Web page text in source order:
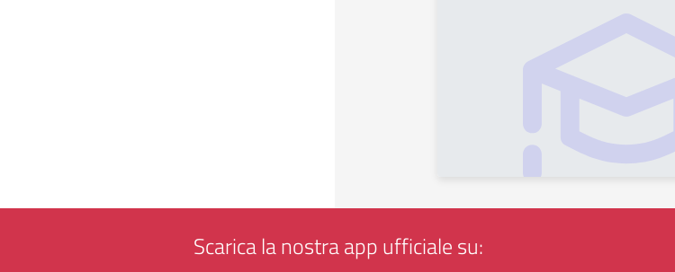
Scarica la nostra app ufficiale su: